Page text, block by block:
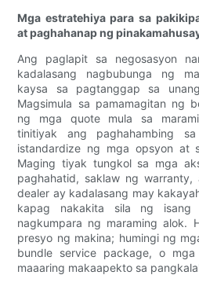
Mga estratehiya para sa
at paghahanap ng
Ang paglapit sa negosasyon
kadalasang nagbubunga ng
kaysa sa pagtanggap sa
Magsimula sa pamamagitan ng
ng mga quote mula sa
tinitiyak ang paghahambing
istandardize ng mga opsyon at
Maging tiyak tungkol sa mga
paghahatid, saklaw ng
dealer ay kadalasang may
kapag nakakita sila ng isang
nagkumpara ng maraming alok.
presyo ng makina; humingi ng
bundle service package, o
maaaring makaapekto sa